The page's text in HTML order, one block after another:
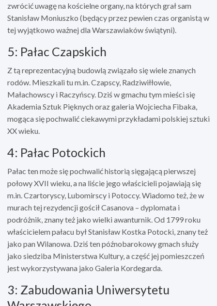
zwrócić uwagę na kościelne organy, na których grał sam
Stanisław Moniuszko (będący przez pewien czas organistą w
tej wyjątkowo ważnej dla Warszawiaków świątyni).
5: Pałac Czapskich
Z tą reprezentacyjną budowlą związało się wiele znanych
rodów. Mieszkali tu m.in. Czapscy, Radziwiłłowie,
Małachowscy i Raczyńscy. Dziś w gmachu tym mieści się
Akademia Sztuk Pięknych oraz galeria Wojciecha Fibaka,
mogąca się pochwalić ciekawymi przykładami polskiej sztuki
XX wieku.
4: Pałac Potockich
Pałac ten może się pochwalić historią sięgającą pierwszej
połowy XVII wieku, a na liście jego właścicieli pojawiają się
m.in. Czartoryscy, Lubomirscy i Potoccy. Wiadomo też, że w
murach tej rezydencji gościł Casanova – dyplomata i
podróżnik, znany też jako wielki awanturnik. Od 1799 roku
właścicielem pałacu był Stanisław Kostka Potocki, znany też
jako pan Wilanowa. Dziś ten późnobarokowy gmach służy
jako siedziba Ministerstwa Kultury, a część jej pomieszczeń
jest wykorzystywana jako Galeria Kordegarda.
3: Zabudowania Uniwersytetu